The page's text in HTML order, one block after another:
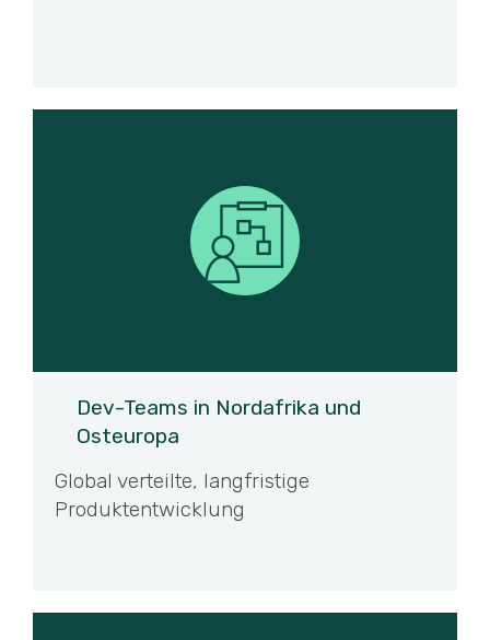
Dev-Teams in Nordafrika und
Osteuropa
Global verteilte, langfristige
Produktentwicklung